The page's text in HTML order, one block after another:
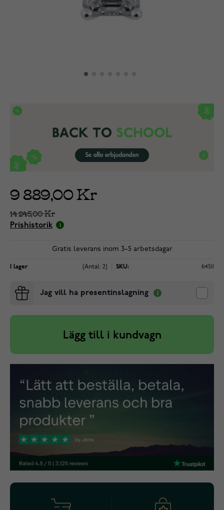
9 889,00 Kr
14 245,00 Kr
Prishistorik
Gratis leverans inom 3–5 arbetsdagar
I lager (Antal: 2) SKU: 64511
Jag vill ha presentinslagning
Lägg till i kundvagn